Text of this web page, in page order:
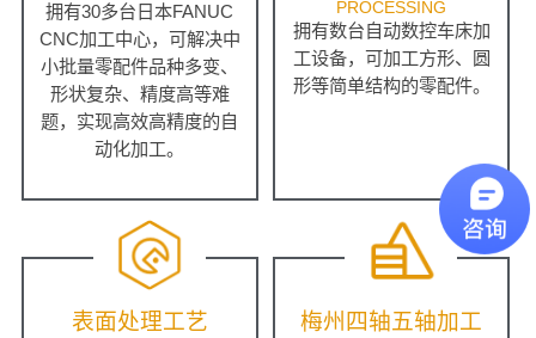
拥有30多台日本FANUC
CNC加工中心，可解决中
小批量零配件品种多变、
形状复杂、精度高等难
题，实现高效高精度的自
动化加工。
PROCESSING
拥有数台自动数控车床加
工设备，可加工方形、圆
形等简单结构的零配件。
表面处理工艺 梅州四轴五轴加工